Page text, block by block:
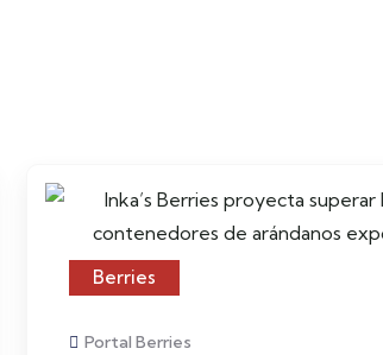
Berries
Portal Berries